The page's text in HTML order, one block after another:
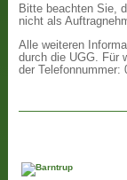
Bitte beachten Sie,
nicht als
Alle weiteren
durch die UGG. Für
der Telefonnummer: